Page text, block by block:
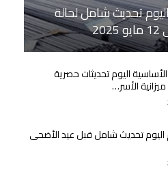
تحديث شامل لحالة
اليوم تحديثات حصرية
الأسر…
اليوم تحديث شامل قبل عيد الأضحى